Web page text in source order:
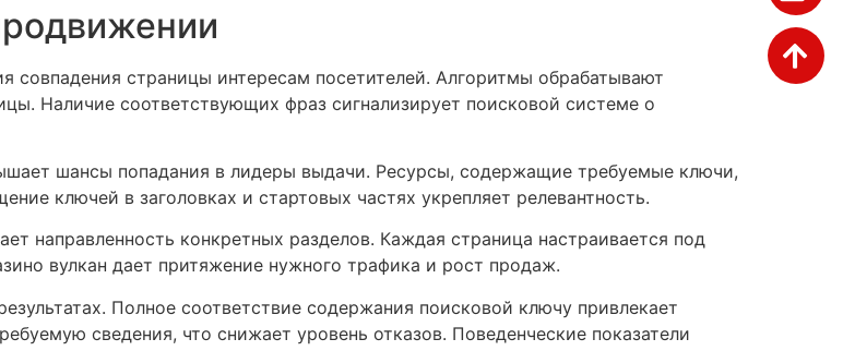
страницы интересам посетителей. Алгоритмы обрабатывают
Наличие соответствующих фраз сигнализирует поисковой системе о
шансы попадания в лидеры выдачи. Ресурсы, содержащие требуемые ключи,
ключей в заголовках и стартовых частях укрепляет релевантность.
направленность конкретных разделов. Каждая страница настраивается под
вулкан дает притяжение нужного трафика и рост продаж.
Полное соответствие содержания поисковой ключу привлекает
сведения, что снижает уровень отказов. Поведенческие показатели